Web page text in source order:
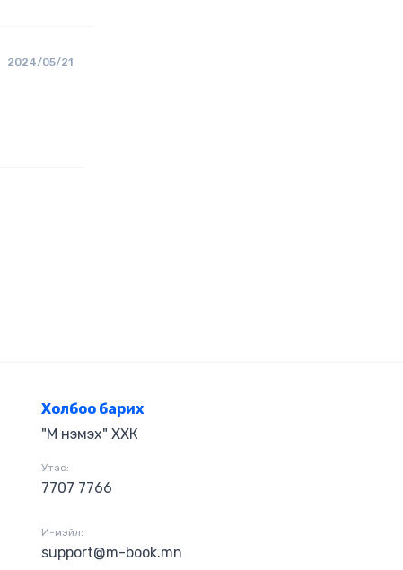
2024/05/21
Холбоо барих
"М нэмэх" ХХК
Утас:
7707 7766
И-мэйл:
support@m-book.mn